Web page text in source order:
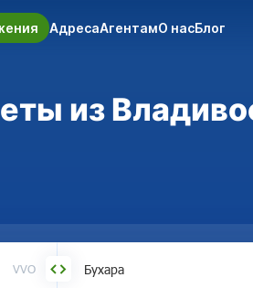
АдресаАгентамО насБлог
из
VVO